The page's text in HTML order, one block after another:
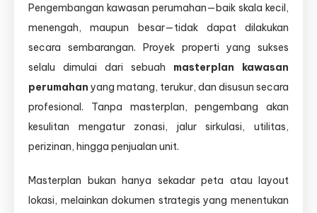
Tinggi
Pengembangan kawasan perumahan—baik skala kecil,
menengah, maupun besar—tidak dapat dilakukan
secara sembarangan. Proyek properti yang sukses
selalu dimulai dari sebuah masterplan kawasan
perumahan yang matang, terukur, dan disusun secara
profesional. Tanpa masterplan, pengembang akan
kesulitan mengatur zonasi, jalur sirkulasi, utilitas,
perizinan, hingga penjualan unit.
Masterplan bukan hanya sekadar peta atau layout
lokasi, melainkan dokumen strategis yang menentukan